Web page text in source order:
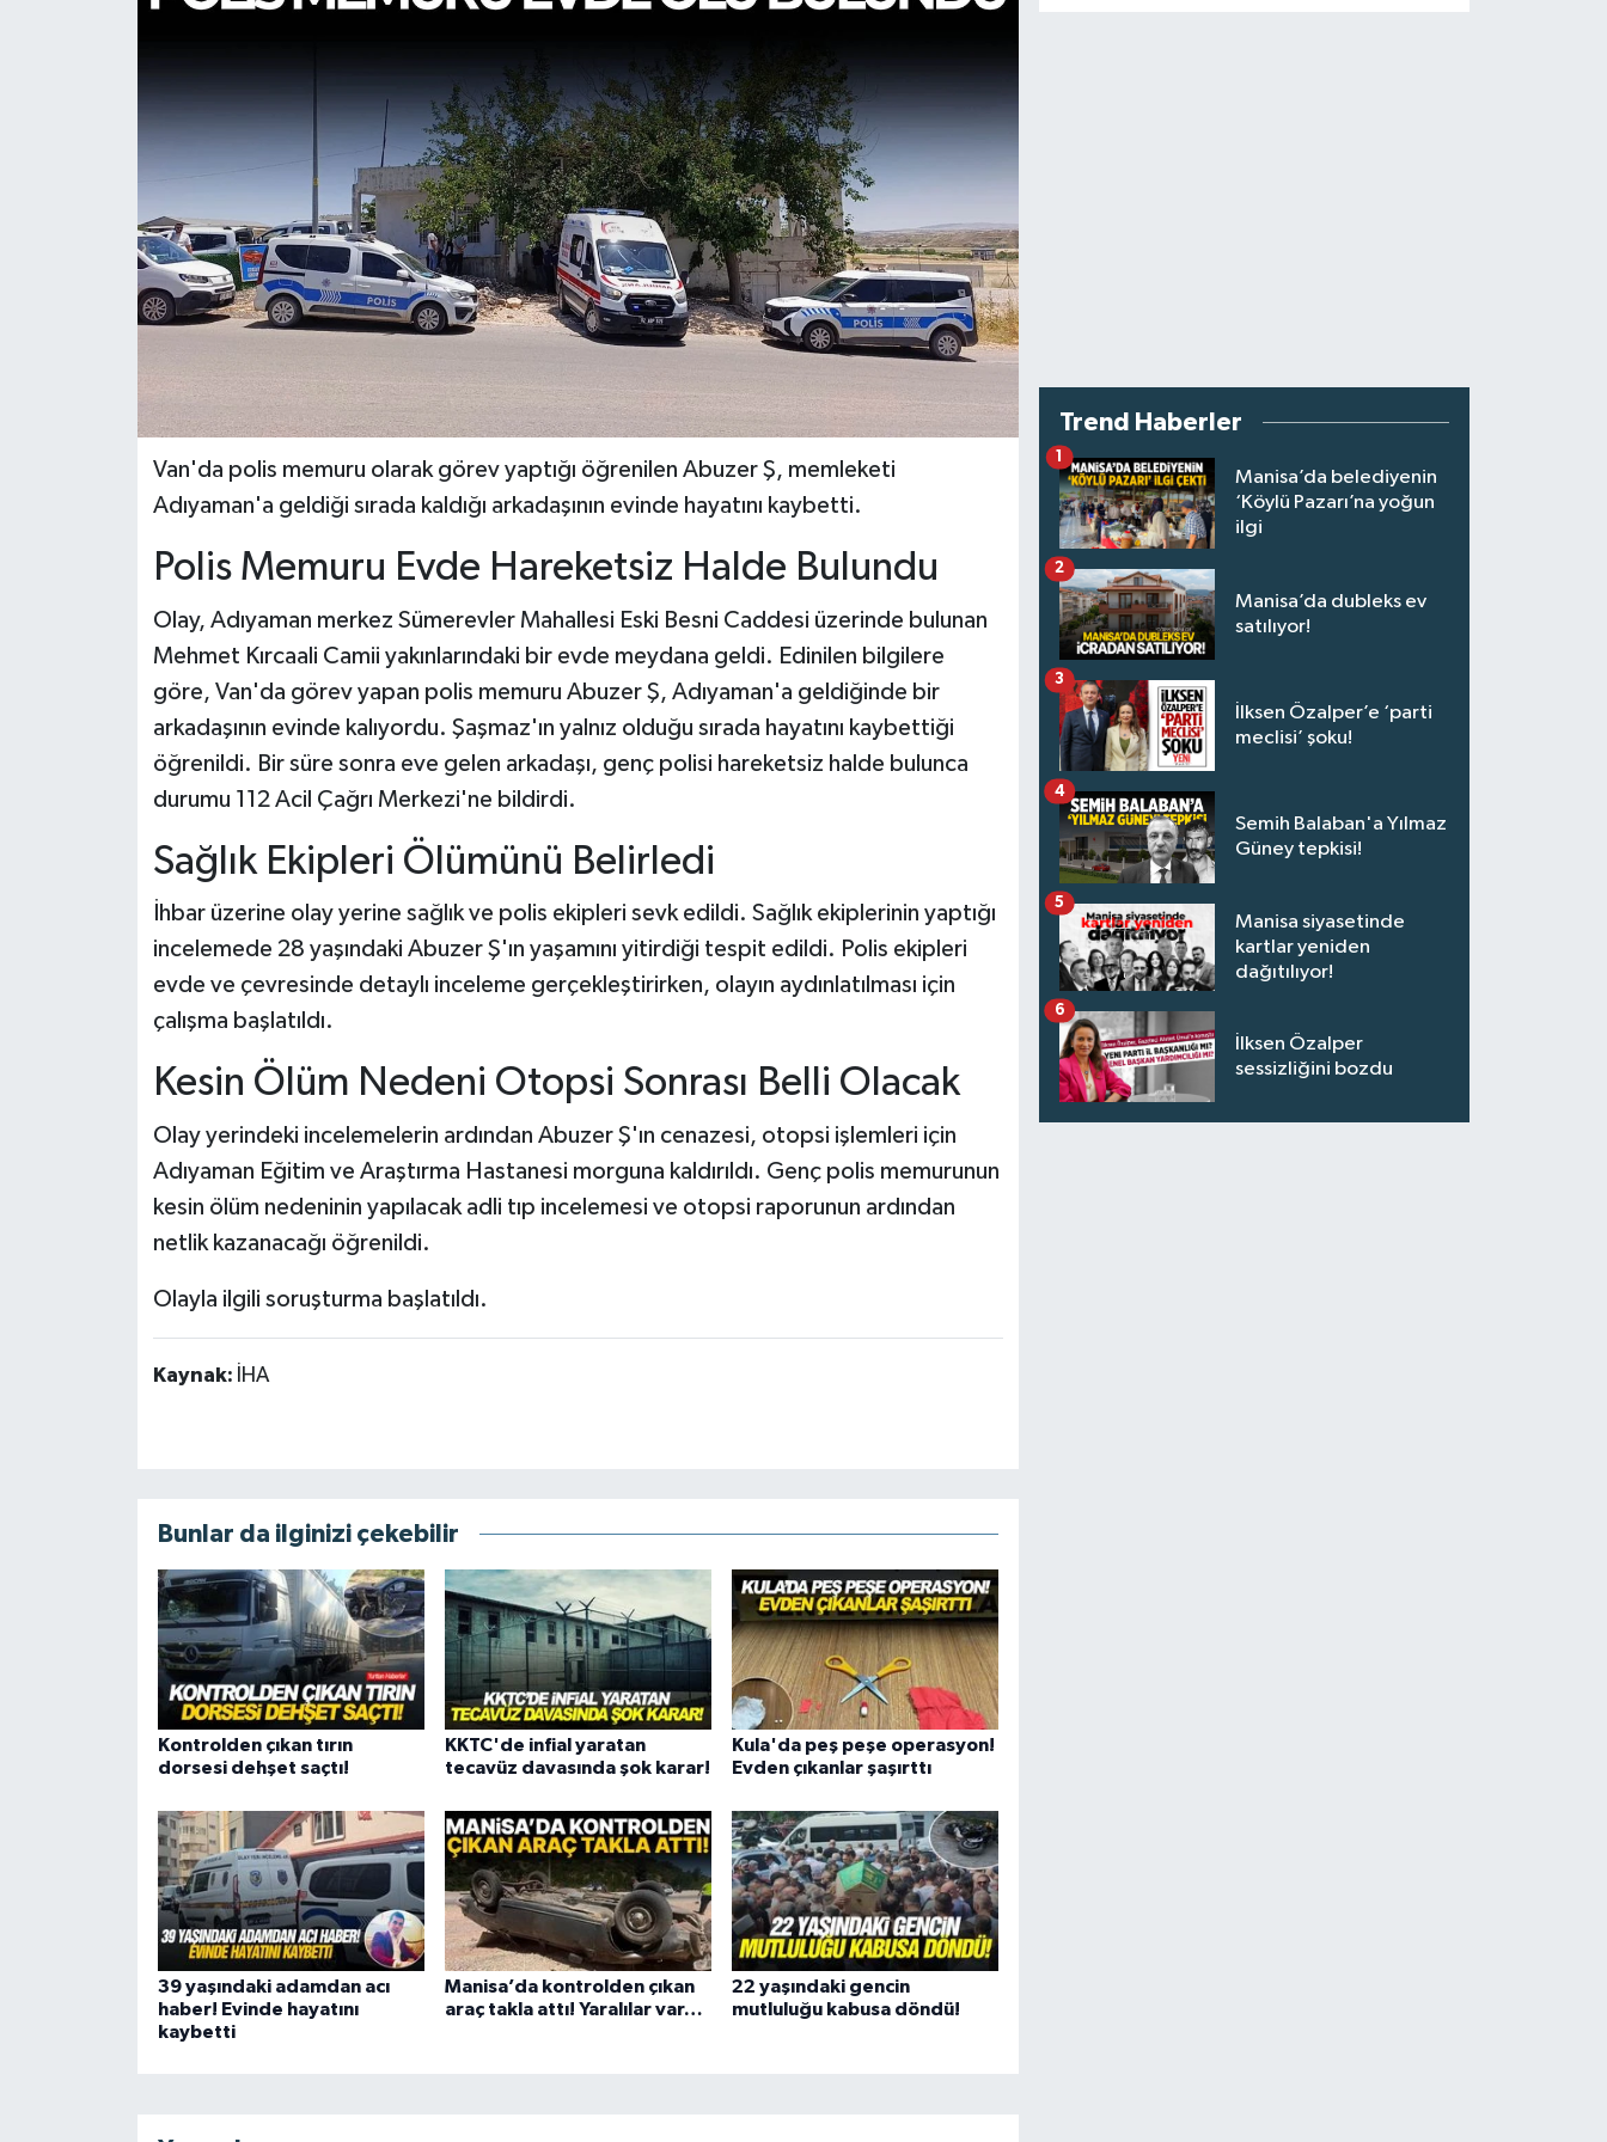
Van'da polis memuru olarak görev yaptığı öğrenilen Abuzer Ş, memleketi
Adıyaman'a geldiği sırada kaldığı arkadaşının evinde hayatını kaybetti.
Polis Memuru Evde Hareketsiz Halde Bulundu
Olay, Adıyaman merkez Sümerevler Mahallesi Eski Besni Caddesi üzerinde bulunan
Mehmet Kırcaali Camii yakınlarındaki bir evde meydana geldi. Edinilen bilgilere
göre, Van'da görev yapan polis memuru Abuzer Ş, Adıyaman'a geldiğinde bir
arkadaşının evinde kalıyordu. Şaşmaz'ın yalnız olduğu sırada hayatını kaybettiği
öğrenildi. Bir süre sonra eve gelen arkadaşı, genç polisi hareketsiz halde bulunca
durumu 112 Acil Çağrı Merkezi'ne bildirdi.
Sağlık Ekipleri Ölümünü Belirledi
İhbar üzerine olay yerine sağlık ve polis ekipleri sevk edildi. Sağlık ekiplerinin yaptığı
incelemede 28 yaşındaki Abuzer Ş'ın yaşamını yitirdiği tespit edildi. Polis ekipleri
evde ve çevresinde detaylı inceleme gerçekleştirirken, olayın aydınlatılması için
çalışma başlatıldı.
Kesin Ölüm Nedeni Otopsi Sonrası Belli Olacak
Olay yerindeki incelemelerin ardından Abuzer Ş'ın cenazesi, otopsi işlemleri için
Adıyaman Eğitim ve Araştırma Hastanesi morguna kaldırıldı. Genç polis memurunun
kesin ölüm nedeninin yapılacak adli tıp incelemesi ve otopsi raporunun ardından
netlik kazanacağı öğrenildi.
Olayla ilgili soruşturma başlatıldı.
Kaynak: İHA
Bunlar da ilginizi çekebilir
Kontrolden çıkan tırın
dorsesi dehşet saçtı!
KKTC'de infial yaratan
tecavüz davasında şok karar!
Kula'da peş peşe operasyon!
Evden çıkanlar şaşırttı
39 yaşındaki adamdan acı
haber! Evinde hayatını
kaybetti
Manisa’da kontrolden çıkan
araç takla attı! Yaralılar var…
22 yaşındaki gencin
mutluluğu kabusa döndü!
Trend Haberler
Manisa’da belediyenin
‘Köylü Pazarı’na yoğun
ilgi
1
Manisa’da dubleks ev
satılıyor!
2
İlksen Özalper’e ‘parti
meclisi’ şoku!
3
Semih Balaban'a Yılmaz
Güney tepkisi!
4
Manisa siyasetinde
kartlar yeniden
dağıtılıyor!
5
İlksen Özalper
sessizliğini bozdu
6